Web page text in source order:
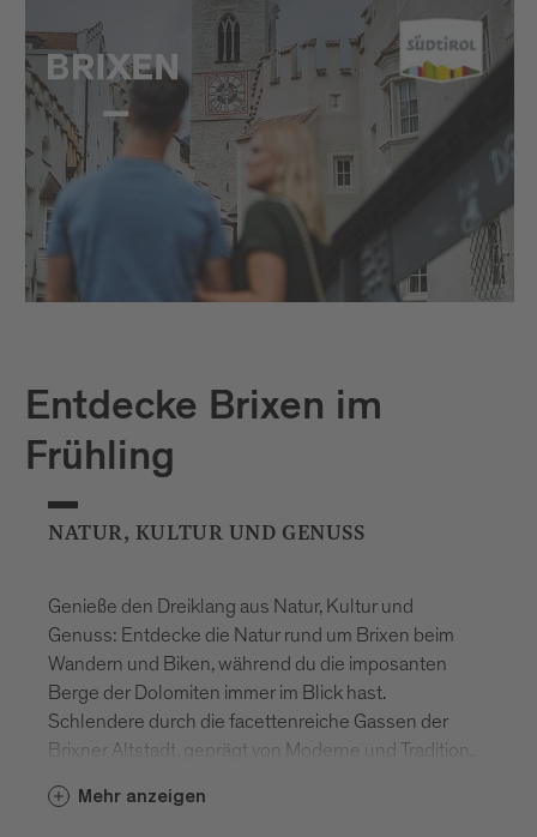
Entdecke Brixen im
Frühling
NATUR, KULTUR UND GENUSS
Genieße den Dreiklang aus Natur, Kultur und
Genuss: Entdecke die Natur rund um Brixen beim
Wandern und Biken, während du die imposanten
Berge der Dolomiten immer im Blick hast.
Schlendere durch die facettenreiche Gassen der
Brixner Altstadt, geprägt von Moderne und Tradition.
Bar- und Restaurantbetrieben und lerne so die
Mehr anzeigen